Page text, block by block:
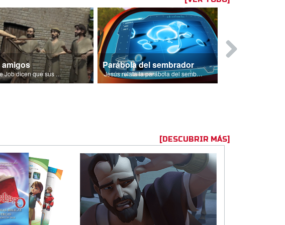
Los amigos de Job dicen que sus problemas se deben a su pecado.
Parábola del sembrador
Jesús relata la parábola del sembrador.
[DESCUBRIR MÁS]